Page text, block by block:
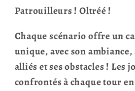
Patrouilleurs ! Oltréé !
Chaque scénario offre un
unique, avec son
alliés et ses obstacles ! Les
confrontés à chaque tour